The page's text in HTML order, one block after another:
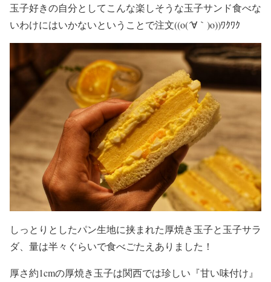
玉子好きの自分としてこんな楽しそうな玉子サンド食べな
いわけにはいかないということで注文((o(´∀｀)o))ﾜｸﾜｸ
しっとりとしたパン生地に挟まれた厚焼き玉子と玉子サラ
ダ、量は半々ぐらいで食べごたえありました！
厚さ約1cmの厚焼き玉子は関西では珍しい『甘い味付け』